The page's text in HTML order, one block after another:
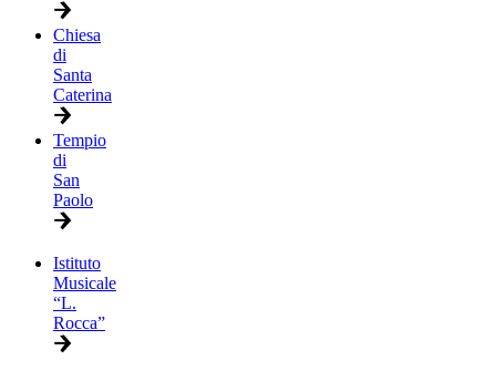
Chiesa
di
Santa
Caterina
Tempio
di
San
Paolo
Istituto
Musicale
“L.
Rocca”